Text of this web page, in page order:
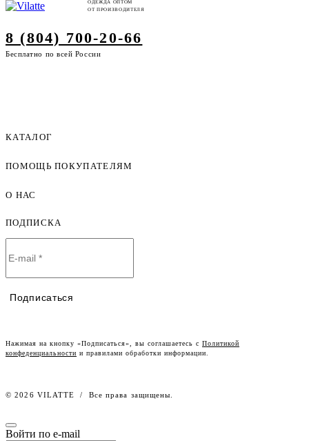
ОДЕЖДА ОПТОМ
ОТ ПРОИЗВОДИТЕЛЯ
8 (804) 700-20-66
Бесплатно по всей России
КАТАЛОГ
Женская одежда оптом
Мужская одежда оптом
ПОМОЩЬ ПОКУПАТЕЛЯМ
Оплата и доставка
Договор-оферта
Условия сотрудничества
О НАС
Lookbook
Работа в компании
ПОДПИСКА
Подписаться
Нажимая на кнопку «Подписаться», вы соглашаетесь с Политикой
конфеденциальности и правилами обработки информации.
© 2026 VILATTE / Все права защищены.
Войти по e-mail